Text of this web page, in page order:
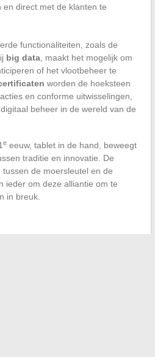
direct met de klanten te
functionaliteiten, zoals de
big data, maakt het mogelijk om
of het vlootbeheer te
worden de hoeksteen
en conforme uitwisselingen,
beheer in de wereld van de
eeeuw, tablet in de hand, beweegt
traditie en innovatie. De
de moersleutel en de
ieder om deze alliantie om te
in breuk.